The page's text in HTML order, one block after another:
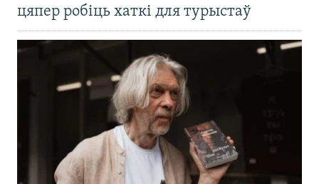
цяпер робіць хаткі для турыстаў